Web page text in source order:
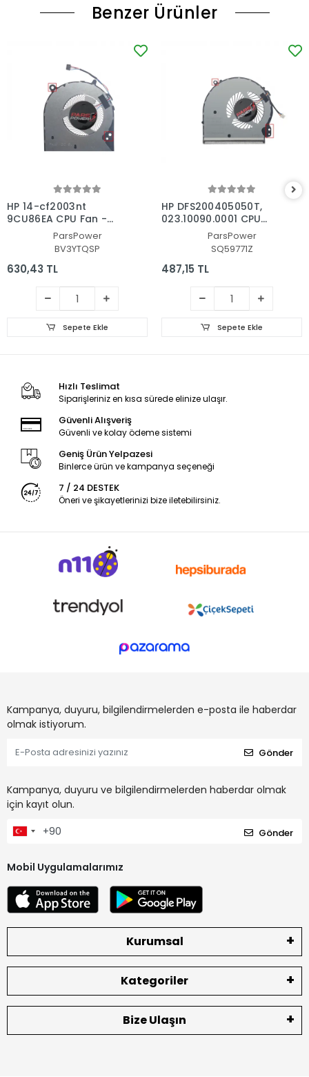
Benzer Ürünler
HP 14-cf2003nt
9CU86EA CPU Fan -
İşlemci FanıParsPower
BV3YTQSP
630,43 TL
Sepete Ekle
HP DFS200405050T,
023.10090.0001 CPU
Fan - İşlemci Fanı
ParsPower
SQ59771Z
487,15 TL
Sepete Ekle
Hızlı Teslimat
Siparişleriniz en kısa sürede elinize ulaşır.
Güvenli Alışveriş
Güvenli ve kolay ödeme sistemi
Geniş Ürün Yelpazesi
Binlerce ürün ve kampanya seçeneği
7 / 24 DESTEK
Öneri ve şikayetlerinizi bize iletebilirsiniz.
Kampanya, duyuru, bilgilendirmelerden e-posta ile haberdar
olmak istiyorum.
Gönder
Kampanya, duyuru ve bilgilendirmelerden haberdar olmak
için kayıt olun.
Gönder
Mobil Uygulamalarımız
Kurumsal
Kategoriler
Bize Ulaşın